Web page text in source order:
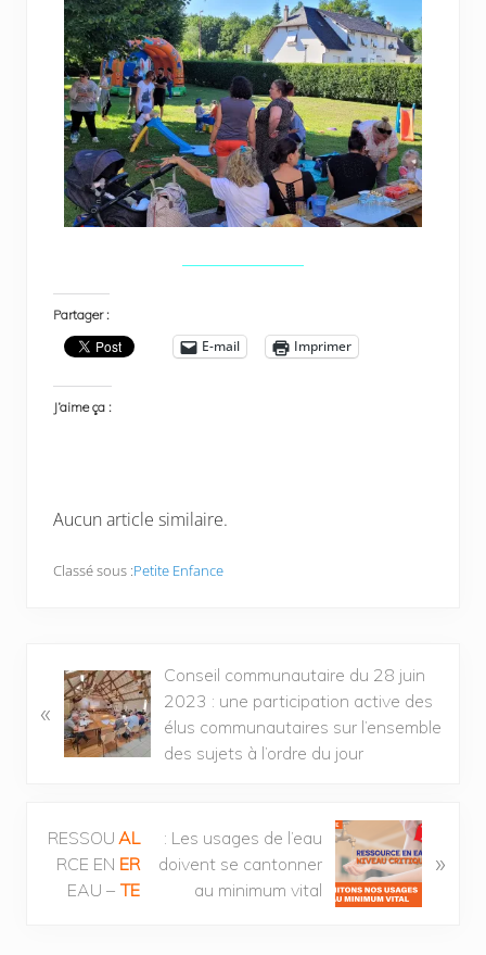
Partager :
E-mail Imprimer
J’aime ça :
Aucun article similaire.
Classé sous :Petite Enfance
«
Conseil communautaire du 28 juin
2023 : une participation active des
élus communautaires sur l’ensemble
des sujets à l’ordre du jour
RESSOU
RCE EN
EAU –
AL
ER
TE
: Les usages de l’eau
doivent se cantonner
au minimum vital
»